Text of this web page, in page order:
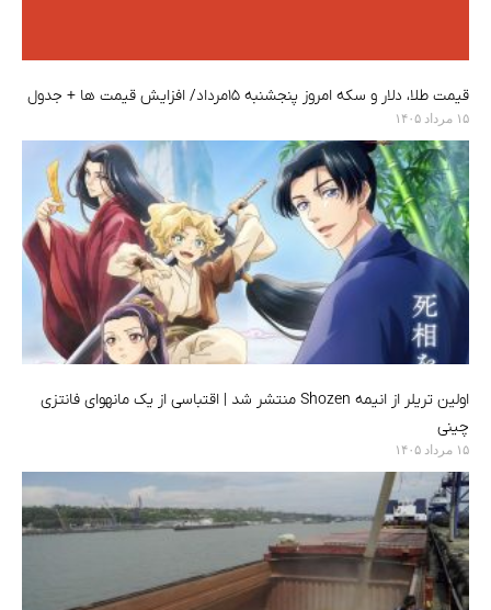
قیمت طلا، دلار و سکه امروز پنجشنبه ۱۵مرداد/ افزایش قیمت ها + جدول
۱۵ مرداد ۱۴۰۵
اولین تریلر از انیمه Shozen منتشر شد | اقتباسی از یک مانهوای فانتزی
چینی
۱۵ مرداد ۱۴۰۵